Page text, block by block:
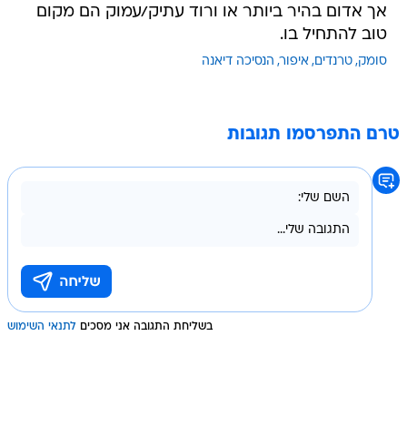
אך אדום בהיר ביותר או ורוד עתיק/עמוק הם מקום
טוב להתחיל בו.
סומק טרנדים איפור הנסיכה דיאנה
טרם התפרסמו תגובות
בשליחת התגובה אני מסכים לתנאי השימוש